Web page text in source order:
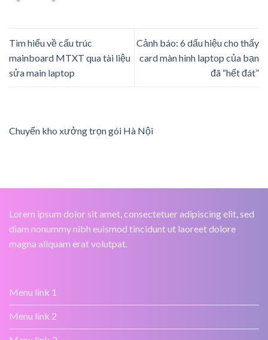
Tìm hiểu về cấu trúc
mainboard MTXT qua tài liệu
sửa main laptop
Cảnh báo: 6 dấu hiệu cho thấy
card màn hình laptop của bạn
đã “hết đát”
Chuyển kho xưởng trọn gói Hà Nội
Lorem ipsum dolor sit amet, consectetuer adipiscing elit, sed
diam nonummy nibh euismod tincidunt ut laoreet dolore
magna aliquam erat volutpat.
Menu link 1
Menu link 2